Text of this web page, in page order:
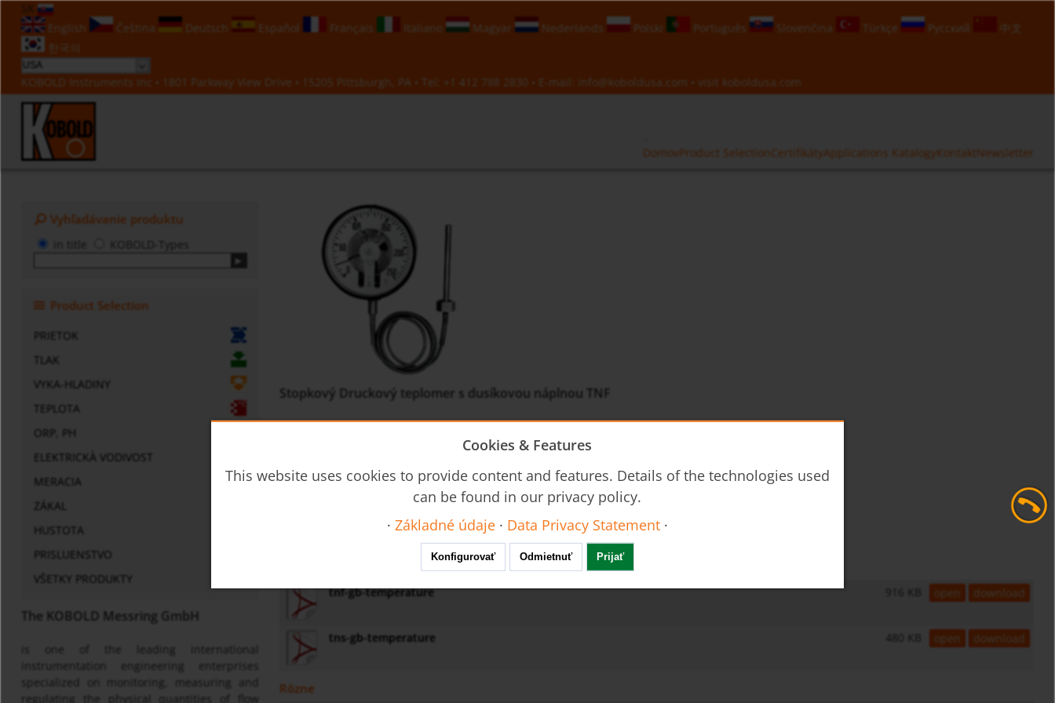
SK
English
Čeština Deutsch Español Français Italiano Magyar Nederlands Polski Português Slovenčina Türkçe Русский
中文
한국의
KOBOLD Instruments Inc • 1801 Parkway View Drive • 15205 Pittsburgh, PA • Tel: +1 412 788 2830 • E-mail: info@koboldusa.com • visit koboldusa.com
DomovProduct Selection CertifikátyApplications KatalogyKontaktNewsletter
Vyhľadávanie produktu
KOBOLD-Types
Product Selection
PRIETOK
TLAK
VYKA-HLADINY
TEPLOTA
ORP, PH
ELEKTRICKÀ VODIVOST
MERACIA
ZÁKAL
HUSTOTA
PRISLUENSTVO
VŠETKY PRODUKTY
The KOBOLD Messring GmbH
is one of the leading international
instrumentation engineering enterprises
specialized on monitoring, measuring and
regulating the physical quantities of flow
Stopkový Druckový teplomer s dusíkovou náplnou TNF
Merací rozsah: -20 ... +40 az 0 ... 600 °C
Materiál skrinky: hliník, ušlachtilá ocel, umelá hmota, ocel
: 63, 80, 100,160 alebo 250 mm
: kontakty, vlecená rucicka, olejová nápln, usw.
tnf-gb-temperature 916 KB open download
tns-gb-temperature 480 KB open download
Rôzne
Cookies & Features
This website uses cookies to provide content and features. Details of the technologies used
can be found in our privacy policy.
· Základné údaje · Data Privacy Statement·
Konfigurovať Odmietnuť Prijať